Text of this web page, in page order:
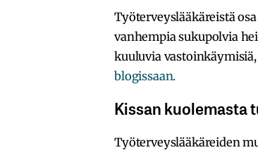
Työterveyslääkäreistä
vanhempia sukupolvia
kuuluvia
blogissaan.
Kissan kuolemasta
Työterveyslääkäreiden